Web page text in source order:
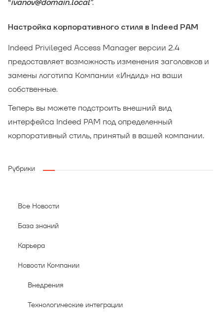
“ivanov@domain.local”.
Настройка корпоративного стиля в Indeed PAM
Indeed Privileged Access Manager версии 2.4
предоставляет возможность изменения заголовков и
замены логотипа Компании «Индид» на ваши
собственные.
Теперь вы можете подстроить внешний вид
интерфейса Indeed PAM под определенный
корпоративный стиль, принятый в вашей компании.
Рубрики
Все Новости
База знаний
Карьера
Новости Компании
Внедрения
Технологические интеграции